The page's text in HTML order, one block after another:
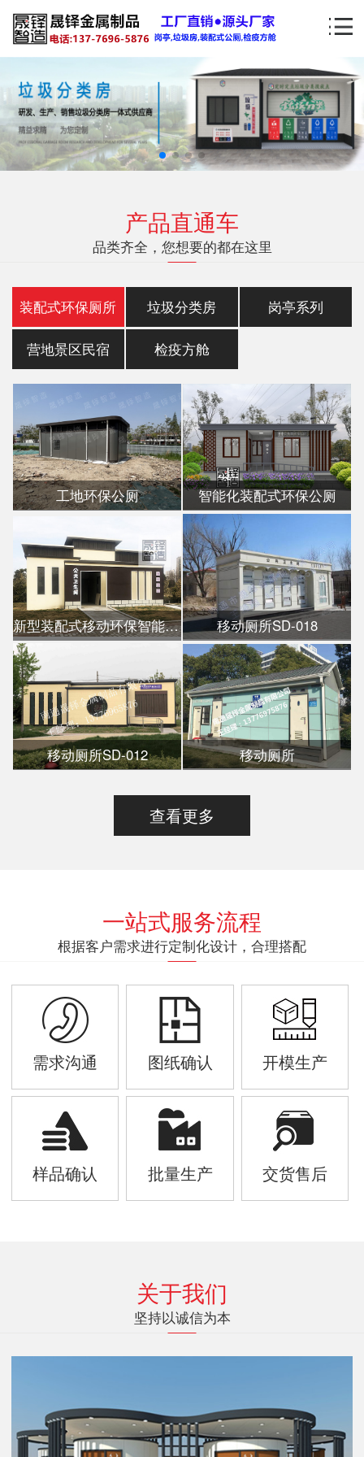
产品直通车
品类齐全，您想要的都在这里
装配式环保厕所 垃圾分类房 岗亭系列
营地景区民宿 检疫方舱
工地环保公厕 智能化装配式环保公厕
新型装配式移动环保智能公厕 移动厕所SD-018
移动厕所SD-012 移动厕所
查看更多
一站式服务流程
根据客户需求进行定制化设计，合理搭配
需求沟通 图纸确认 开模生产
样品确认 批量生产 交货售后
关于我们
坚持以诚信为本